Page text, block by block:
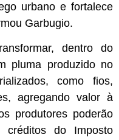
urbano e fortalece
Garbugio.
dentro do
pluma produzido no
como fios,
agregando valor à
produtores poderão
créditos do Imposto